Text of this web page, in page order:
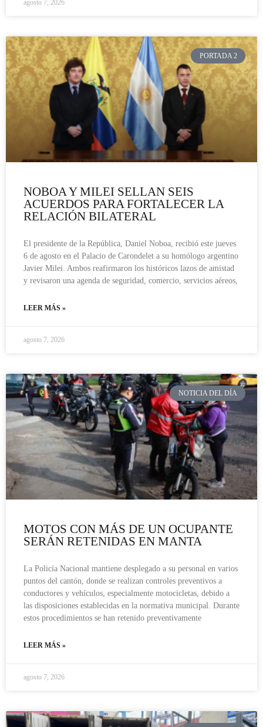
agosto 7, 2026
PORTADA 2
NOBOA Y MILEI SELLAN SEIS
ACUERDOS PARA FORTALECER LA
RELACIÓN BILATERAL
El presidente de la República, Daniel Noboa, recibió este jueves
6 de agosto en el Palacio de Carondelet a su homólogo argentino
Javier Milei. Ambos reafirmaron los históricos lazos de amistad
y revisaron una agenda de seguridad, comercio, servicios aéreos,
LEER MÁS »
agosto 7, 2026
NOTICIA DEL DÍA
MOTOS CON MÁS DE UN OCUPANTE
SERÁN RETENIDAS EN MANTA
La Policía Nacional mantiene desplegado a su personal en varios
puntos del cantón, donde se realizan controles preventivos a
conductores y vehículos, especialmente motocicletas, debido a
las disposiciones establecidas en la normativa municipal. Durante
estos procedimientos se han retenido preventivamente
LEER MÁS »
agosto 7, 2026